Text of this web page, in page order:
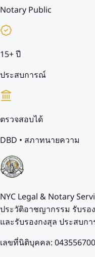
Notary Public
15+ ปี
ประสบการณ์
ตรวจสอบได้
DBD • สภาทนายความ
NYC Legal & Notary
ประวัติอาชญากรรม รับรอ
และรับรองกงสุล ประสบก
เลขที่นิติบุคคล: